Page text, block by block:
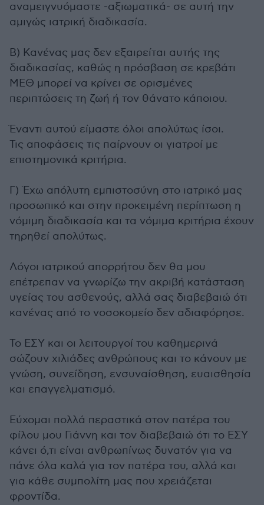
αναμειγνυόμαστε -αξιωματικά- σε αυτή την
αμιγώς ιατρική διαδικασία.
Β) Κανένας μας δεν εξαιρείται αυτής της
διαδικασίας, καθώς η πρόσβαση σε κρεβάτι
ΜΕΘ μπορεί να κρίνει σε ορισμένες
περιπτώσεις τη ζωή ή τον θάνατο κάποιου.
Έναντι αυτού είμαστε όλοι απολύτως ίσοι.
Τις αποφάσεις τις παίρνουν οι γιατροί με
επιστημονικά κριτήρια.
Γ) Έχω απόλυτη εμπιστοσύνη στο ιατρικό μας
προσωπικό και στην προκειμένη περίπτωση η
νόμιμη διαδικασία και τα νόμιμα κριτήρια έχουν
τηρηθεί απολύτως.
Λόγοι ιατρικού απορρήτου δεν θα μου
επέτρεπαν να γνωρίζω την ακριβή κατάσταση
υγείας του ασθενούς, αλλά σας διαβεβαιώ ότι
κανένας από το νοσοκομείο δεν αδιαφόρησε.
Το ΕΣΥ και οι λειτουργοί του καθημερινά
σώζουν χιλιάδες ανθρώπους και το κάνουν με
γνώση, συνείδηση, ενσυναίσθηση, ευαισθησία
και επαγγελματισμό.
Εύχομαι πολλά περαστικά στον πατέρα του
φίλου μου Γιάννη και τον διαβεβαιώ ότι το ΕΣΥ
κάνει ό,τι είναι ανθρωπίνως δυνατόν για να
πάνε όλα καλά για τον πατέρα του, αλλά και
για κάθε συμπολίτη μας που χρειάζεται
φροντίδα.